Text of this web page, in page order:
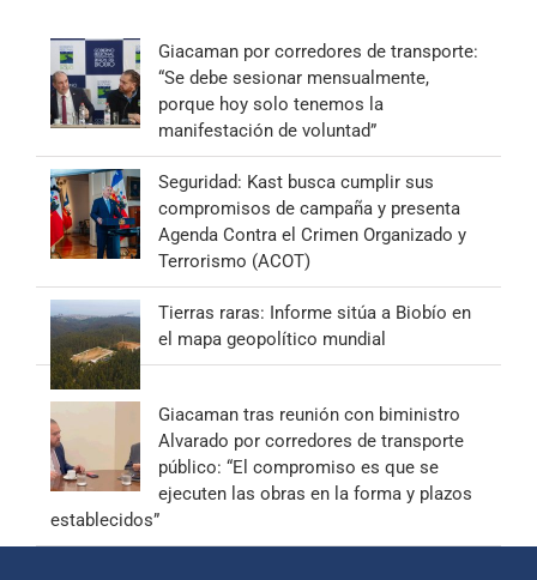
Giacaman por corredores de transporte:
“Se debe sesionar mensualmente,
porque hoy solo tenemos la
manifestación de voluntad”
Seguridad: Kast busca cumplir sus
compromisos de campaña y presenta
Agenda Contra el Crimen Organizado y
Terrorismo (ACOT)
Tierras raras: Informe sitúa a Biobío en
el mapa geopolítico mundial
Giacaman tras reunión con biministro
Alvarado por corredores de transporte
público: “El compromiso es que se
ejecuten las obras en la forma y plazos
establecidos”